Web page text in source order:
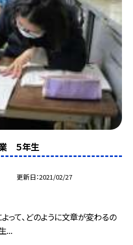
５年生
更新日 2021/02/27
って、どのように文章が変わるの
...